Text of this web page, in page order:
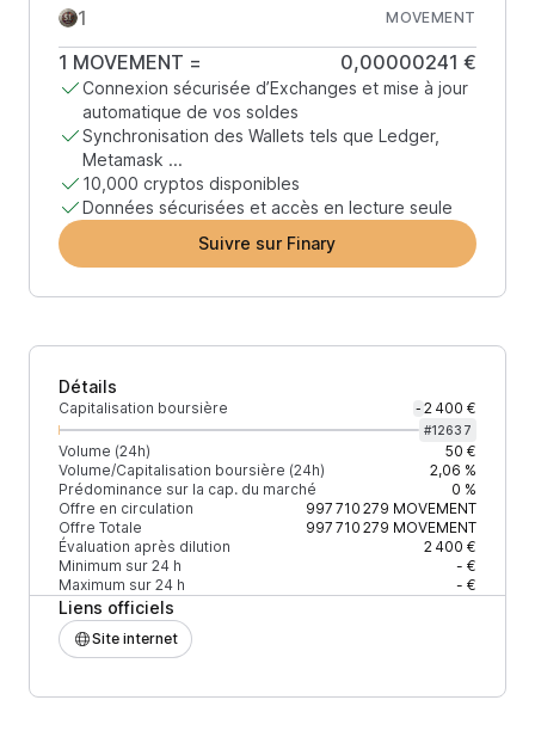
MOVEMENT
1 MOVEMENT = 0,00000241 €
Connexion sécurisée d’Exchanges et mise à jour
automatique de vos soldes
Synchronisation des Wallets tels que Ledger,
Metamask ...
10,000 cryptos disponibles
Données sécurisées et accès en lecture seule
Suivre sur Finary
Détails
Capitalisation boursière - 2 400 €
#12637
Volume (24h)
50 €
Volume/Capitalisation boursière (24h)
2,06 %
Prédominance sur la cap. du marché
0 %
Offre en circulation
997 710 279 MOVEMENT
Offre Totale
997 710 279 MOVEMENT
Évaluation après dilution
2 400 €
Minimum sur 24 h
- €
Maximum sur 24 h
- €
Liens officiels
Site internet